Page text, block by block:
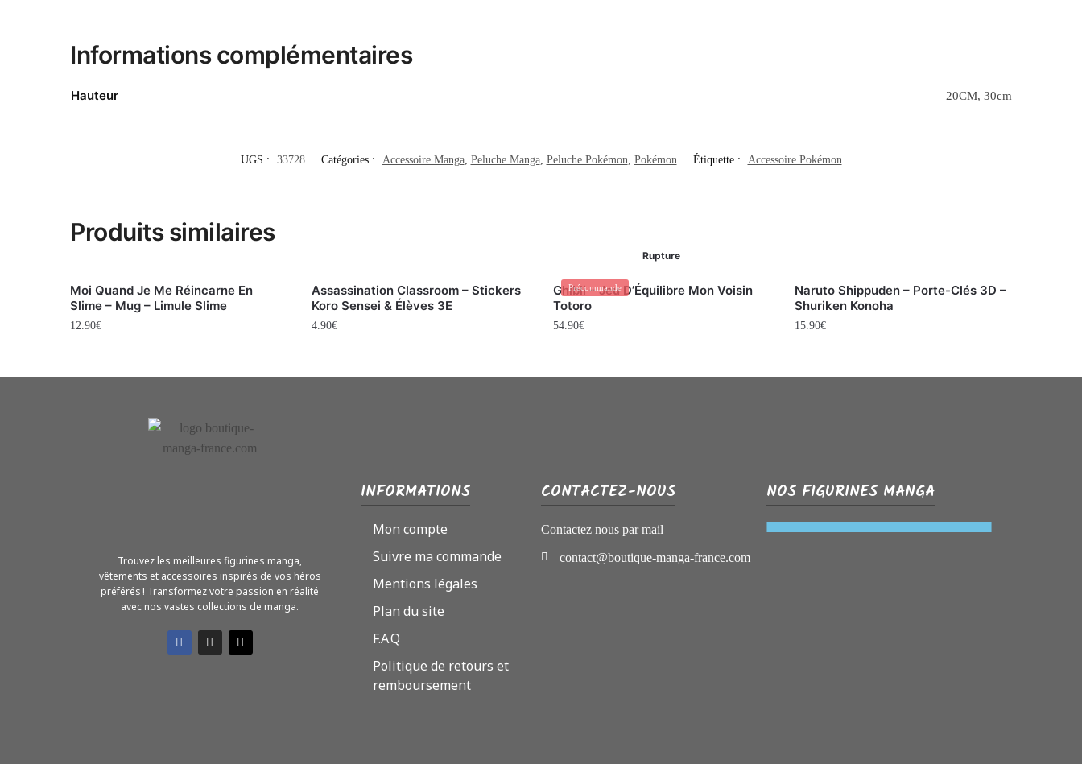
Informations complémentaires
Hauteur 20CM, 30cm
UGS : 33728 Catégories : Accessoire Manga, Peluche Manga, Peluche Pokémon Pokémon Étiquette : Accessoire Pokémon
Produits similaires
Moi Quand Je Me Réincarne En
Slime – Mug – Limule Slime
12.90€
Assassination Classroom – Stickers
Koro Sensei & Élèves 3E
4.90€
Précommande
Rupture
Ghibli – Jeu D’Équilibre Mon Voisin
Totoro
54.90€
Naruto Shippuden – Porte-Clés 3D –
Shuriken Konoha
15.90€
Trouvez les meilleures figurines manga,
vêtements et accessoires inspirés de vos héros
préférés ! Transformez votre passion en réalité
avec nos vastes collections de manga.
INFORMATIONS
Mon compte
Suivre ma commande
Mentions légales
Plan du site
F.A.Q
Politique de retours et
remboursement
CONTACTEZ-NOUS
Contactez nous par mail
contact@boutique-manga-france.com
NOS FIGURINES MANGA